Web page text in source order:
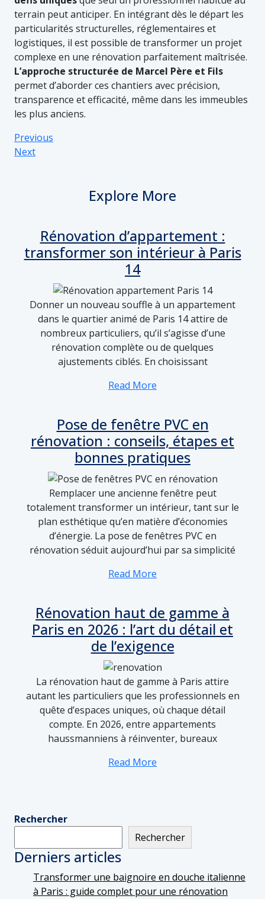
terrain peut anticiper. En intégrant dès le départ les
particularités structurelles, réglementaires et
logistiques, il est possible de transformer un projet
complexe en une rénovation parfaitement maîtrisée.
L’approche structurée de Marcel Père et Fils
permet d’aborder ces chantiers avec précision,
transparence et efficacité, même dans les immeubles
les plus anciens.
Previous
Next
Explore More
Rénovation d’appartement :
transformer son intérieur à Paris
14
Donner un nouveau souffle à un appartement
dans le quartier animé de Paris 14 attire de
nombreux particuliers, qu’il s’agisse d’une
rénovation complète ou de quelques
ajustements ciblés. En choisissant
Read More
Pose de fenêtre PVC en
rénovation : conseils, étapes et
bonnes pratiques
Remplacer une ancienne fenêtre peut
totalement transformer un intérieur, tant sur le
plan esthétique qu’en matière d’économies
d’énergie. La pose de fenêtres PVC en
rénovation séduit aujourd’hui par sa simplicité
Read More
Rénovation haut de gamme à
Paris en 2026 : l’art du détail et
de l’exigence
La rénovation haut de gamme à Paris attire
autant les particuliers que les professionnels en
quête d’espaces uniques, où chaque détail
compte. En 2026, entre appartements
haussmanniens à réinventer, bureaux
Read More
Rechercher
Rechercher
Derniers articles
Transformer une baignoire en douche italienne
à Paris : guide complet pour une rénovation